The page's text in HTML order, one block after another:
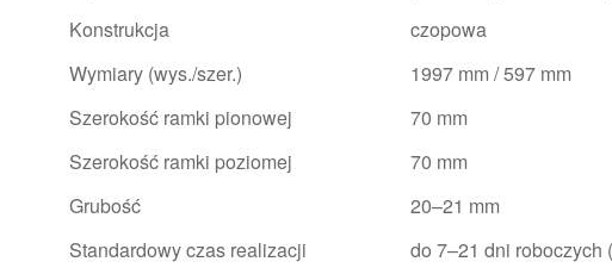
Konstrukcja
czopowa
Wymiary (wys./szer.)
1997 mm / 597 mm
Szerokość ramki pionowej
70 mm
Szerokość ramki poziomej
70 mm
Grubość
20–21 mm
Standardowy czas realizacji
do 7–21 dni roboczych